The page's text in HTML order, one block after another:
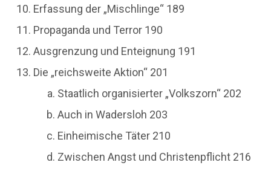
Erfassung der „Mischlinge“ 189
Propaganda und Terror 190
Ausgrenzung und Enteignung 191
Die „reichsweite Aktion“ 201
Staatlich organisierter „Volkszorn“ 202
Auch in Wadersloh 203
Einheimische Täter 210
Zwischen Angst und Christenpflicht 216